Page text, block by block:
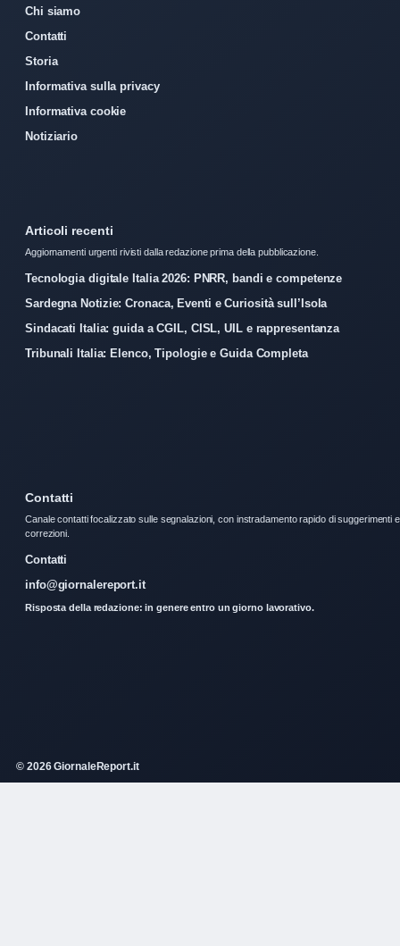
Chi siamo
Contatti
Storia
Informativa sulla privacy
Informativa cookie
Notiziario
Articoli recenti
Aggiornamenti urgenti rivisti dalla redazione prima della pubblicazione.
Tecnologia digitale Italia 2026: PNRR, bandi e competenze
Sardegna Notizie: Cronaca, Eventi e Curiosità sull’Isola
Sindacati Italia: guida a CGIL, CISL, UIL e rappresentanza
Tribunali Italia: Elenco, Tipologie e Guida Completa
Contatti
Canale contatti focalizzato sulle segnalazioni, con instradamento rapido di suggerimenti e
correzioni.
Contatti
info@giornalereport.it
Risposta della redazione: in genere entro un giorno lavorativo.
© 2026 GiornaleReport.it